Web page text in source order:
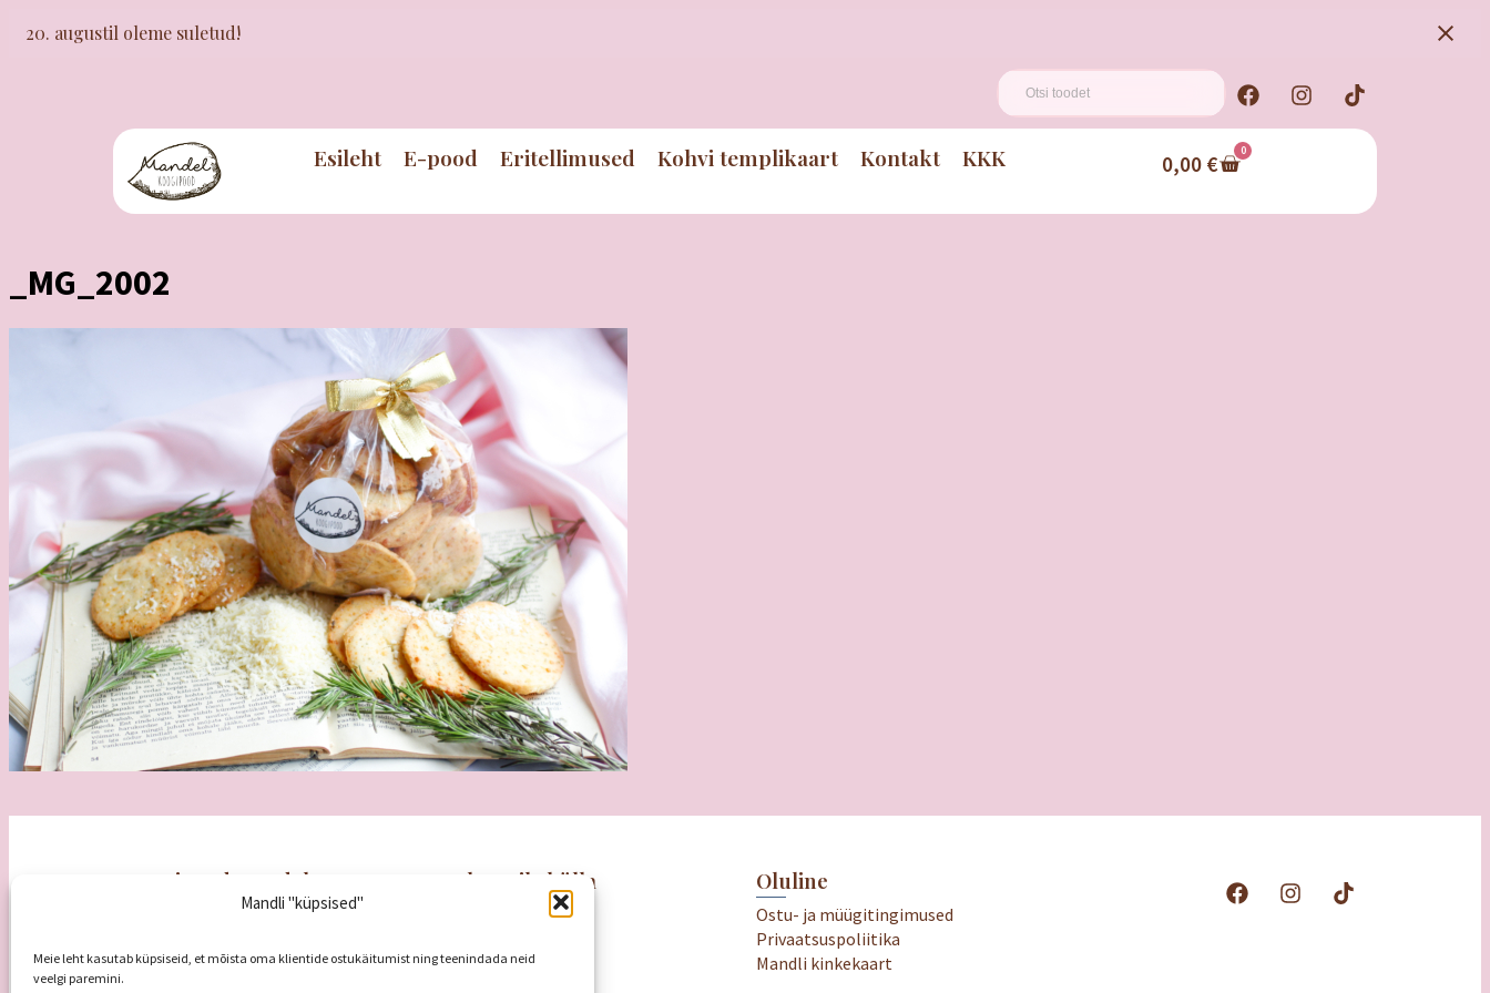
Mandli "küpsised"
Meie leht kasutab küpsiseid, et mõista oma klientide ostukäitumist ning teenindada neid
veelgi paremini.
20. augustil oleme suletud!
Esileht E-pood Eritellimused Kohvi templikaart Kontakt KKK 0,00 € 0
_MG_2002
Koogipood Mandel
Veski 5a, 51005 Tartu
+372 5680 5585
Tule meile külla
8.00-19.00
Ppuhkame
Oluline
Ostu- ja müügitingimused
Privaatsuspoliitika
Mandli kinkekaart